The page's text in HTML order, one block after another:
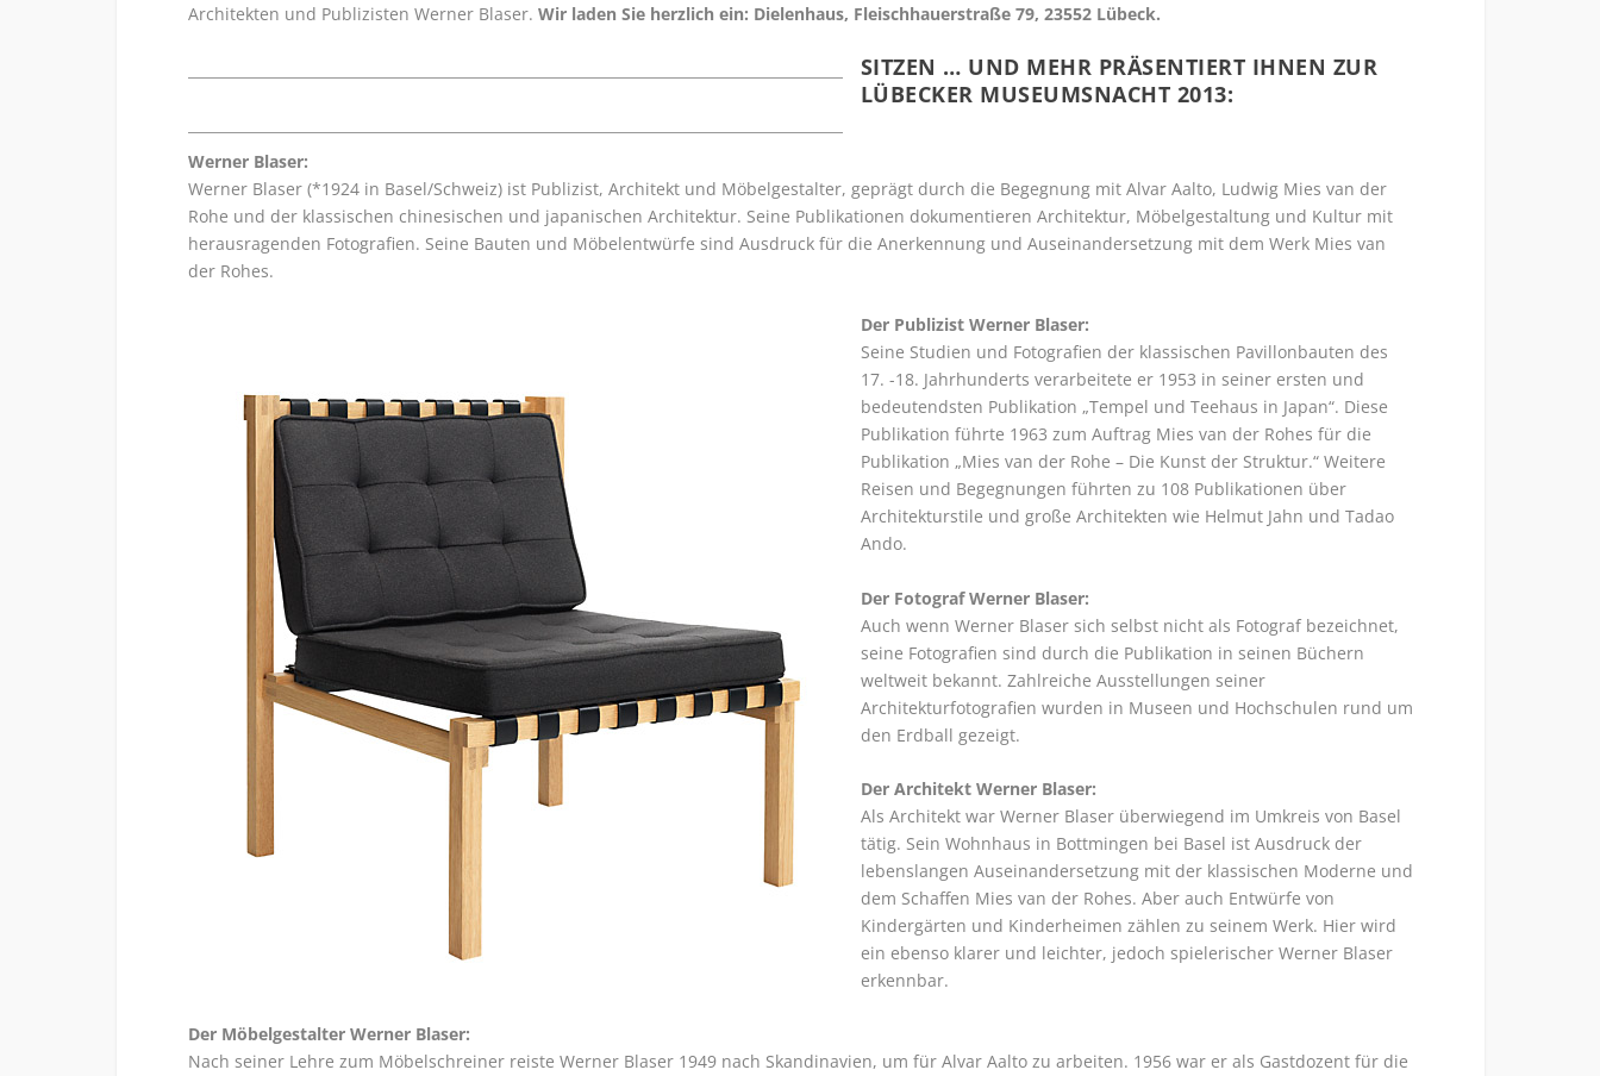
Architekten und Publizisten Werner Blaser. Wir laden Sie herzlich ein: Dielenhaus, Fleischhauerstraße 79, 23552 Lübeck.
SITZEN … UND MEHR PRÄSENTIERT IHNEN ZUR
LÜBECKER MUSEUMSNACHT 2013:
Werner Blaser:
Werner Blaser (*1924 in Basel/Schweiz) ist Publizist, Architekt und Möbelgestalter, geprägt durch die Begegnung mit Alvar Aalto, Ludwig Mies van der
Rohe und der klassischen chinesischen und japanischen Architektur. Seine Publikationen dokumentieren Architektur, Möbelgestaltung und Kultur mit
herausragenden Fotografien. Seine Bauten und Möbelentwürfe sind Ausdruck für die Anerkennung und Auseinandersetzung mit dem Werk Mies van
der Rohes.
Der Publizist Werner Blaser:
Seine Studien und Fotografien der klassischen Pavillonbauten des
17. -18. Jahrhunderts verarbeitete er 1953 in seiner ersten und
bedeutendsten Publikation „Tempel und Teehaus in Japan“. Diese
Publikation führte 1963 zum Auftrag Mies van der Rohes für die
Publikation „Mies van der Rohe – Die Kunst der Struktur.“ Weitere
Reisen und Begegnungen führten zu 108 Publikationen über
Architekturstile und große Architekten wie Helmut Jahn und Tadao
Ando.
Der Fotograf Werner Blaser:
Auch wenn Werner Blaser sich selbst nicht als Fotograf bezeichnet,
seine Fotografien sind durch die Publikation in seinen Büchern
weltweit bekannt. Zahlreiche Ausstellungen seiner
Architekturfotografien wurden in Museen und Hochschulen rund um
den Erdball gezeigt.
Der Architekt Werner Blaser:
Als Architekt war Werner Blaser überwiegend im Umkreis von Basel
tätig. Sein Wohnhaus in Bottmingen bei Basel ist Ausdruck der
lebenslangen Auseinandersetzung mit der klassischen Moderne und
dem Schaffen Mies van der Rohes. Aber auch Entwürfe von
Kindergärten und Kinderheimen zählen zu seinem Werk. Hier wird
ein ebenso klarer und leichter, jedoch spielerischer Werner Blaser
erkennbar.
Der Möbelgestalter Werner Blaser:
Nach seiner Lehre zum Möbelschreiner reiste Werner Blaser 1949 nach Skandinavien, um für Alvar Aalto zu arbeiten. 1956 war er als Gastdozent für die